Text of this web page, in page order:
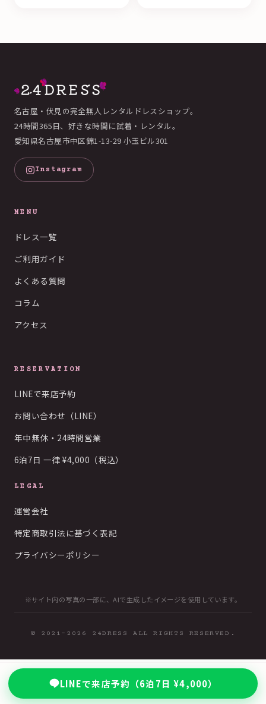
名古屋・伏見の完全無人レンタルドレスショップ。
24時間365日、好きな時間に試着・レンタル。
愛知県名古屋市中区錦1-13-29 小玉ビル301
Instagram
MENU
ドレス一覧
ご利用ガイド
よくある質問
コラム
アクセス
RESERVATION
LINEで来店予約
お問い合わせ（LINE）
年中無休・24時間営業
6泊7日 一律 ¥4,000（税込）
LEGAL
運営会社
特定商取引法に基づく表記
プライバシーポリシー
※サイト内の写真の一部に、AIで生成したイメージを使用しています。
© 2021-2026 24DRESS ALL RIGHTS RESERVED.
LINEで来店予約（6泊7日 ¥4,000）